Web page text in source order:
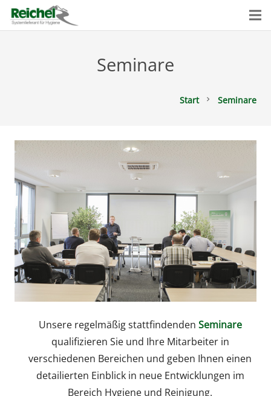
Seminare
Start chevron_right Seminare
Unsere regelmäßig stattfindenden Seminare
qualifizieren Sie und Ihre Mitarbeiter in
verschiedenen Bereichen und geben Ihnen einen
detailierten Einblick in neue Entwicklungen im
Bereich Hygiene und Reinigung.